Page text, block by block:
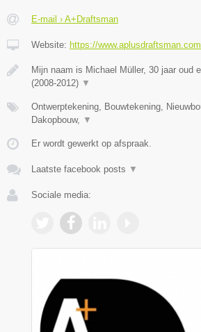
E-mail › A+Draftsman
Website: https://www.aplusdraftsman.com
Mijn naam is Michael Müller, 30 jaar oud
(2008-2012) ▼
Ontwerptekening, Bouwtekening,
Dakopbouw, ▼
Er wordt gewerkt op afspraak.
Laatste facebook posts ▼
Sociale media: